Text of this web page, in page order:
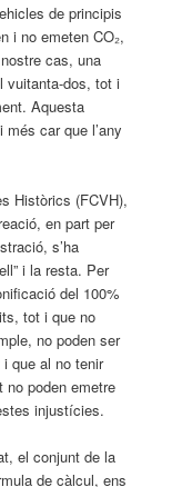
de principis
i no emeten CO₂,
cas, una
vuitanta-dos, tot i
Aquesta
car que l’any
Històrics (FCVH),
en part per
s’ha
i la resta. Per
del 100%
tot i que no
no poden ser
que al no tenir
poden emetre
injustícies.
el conjunt de la
de càlcul, ens